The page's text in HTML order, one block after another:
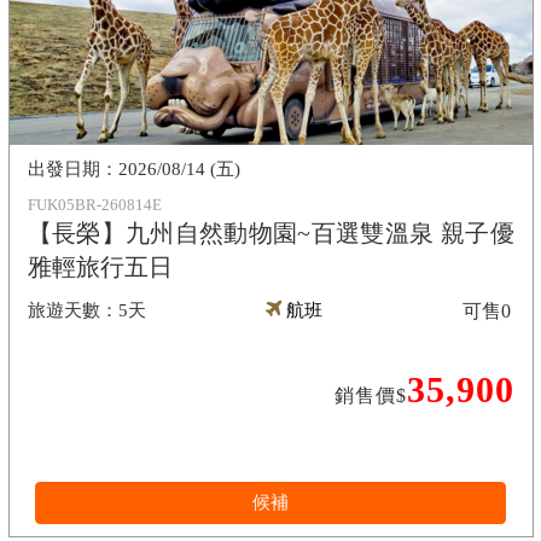
FUK05BR-260814E
【長榮】九州自然動物園~百選雙溫泉 親子優
雅輕旅行五日
5天
2026/08/14 (五)
航班
銷售價$35,900
可售0
候補